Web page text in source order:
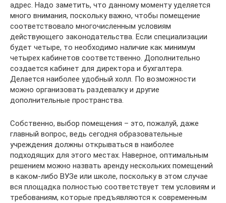
адрес. Надо заметить, что данному моменту уделяется
много внимания, поскольку важно, чтобы помещение
соответствовало многочисленным условиям
действующего законодательства. Если специализации
будет четыре, то необходимо наличие как минимум
четырех кабинетов соответственно. Дополнительно
создается кабинет для директора и бухгалтера.
Делается наиболее удобный холл. По возможности
можно организовать раздевалку и другие
дополнительные пространства.
Собственно, выбор помещения – это, пожалуй, даже
главный вопрос, ведь сегодня образовательные
учреждения должны открываться в наиболее
подходящих для этого местах. Наверное, оптимальным
решением можно назвать аренду нескольких помещений
в каком-либо ВУЗе или школе, поскольку в этом случае
вся площадка полностью соответствует тем условиям и
требованиям, которые предъявляются к современным